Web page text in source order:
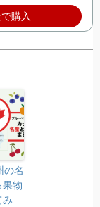
購入
の名
果物
み